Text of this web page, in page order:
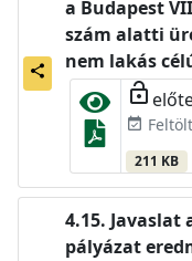
share
a Budapest
szám alatti
nem lakás
lock_open
event_available
211 KB
Javaslat
pályázat